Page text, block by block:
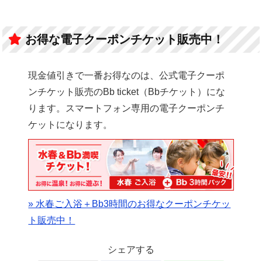
お得な電子クーポンチケット販売中！
現金値引きで一番お得なのは、公式電子クーポ
ンチケット販売のBb ticket（Bbチケット）にな
ります。スマートフォン専用の電子クーポンチ
ケットになります。
» 水春ご入浴＋Bb3時間のお得なクーポンチケッ
ト販売中！
シェアする